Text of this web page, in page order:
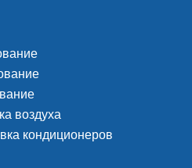
опускание
9 см на обеих колоннах
и работу на удобной
стопора - 460 мм;
воздуха
кондиционеров